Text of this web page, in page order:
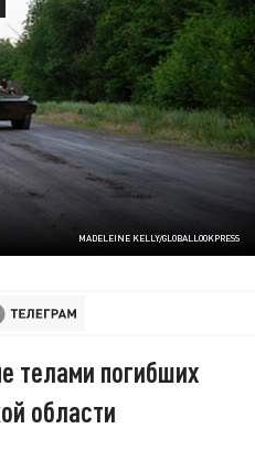
MADELEINE KELLY/GLOBALLOOKPRESS
телами погибших
области